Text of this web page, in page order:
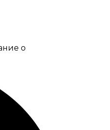
о